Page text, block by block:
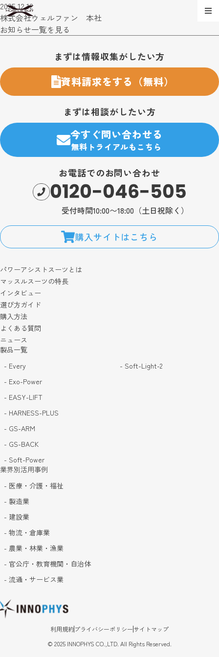
2025.12.12
株式会社ウェルファン 本社
お知らせ一覧を見る
まずは情報収集がしたい方
資料請求をする（無料）
まずは相談がしたい方
今すぐ問い合わせる
無料トライアルもこちら
お電話でのお問い合わせ
0120-046-505
受付時間10:00〜18:00（土日祝除く）
購入サイトはこちら
パワーアシストスーツとは
マッスルスーツの特長
インタビュー
選び方ガイド
購入方法
よくある質問
ニュース
製品一覧
- Every
- Exo-Power
- EASY-LIFT
- HARNESS-PLUS
- GS-ARM
- GS-BACK
- Soft-Power
- Soft-Light-2
業界別活用事例
- 医療・介護・福祉
- 製造業
- 建設業
- 物流・倉庫業
- 農業・林業・漁業
- 官公庁・教育機関・自治体
- 流通・サービス業
利用規約 プライバシーポリシーサイトマップ
© 2025 INNOPHYS CO.,LTD. All Rights Reserved.